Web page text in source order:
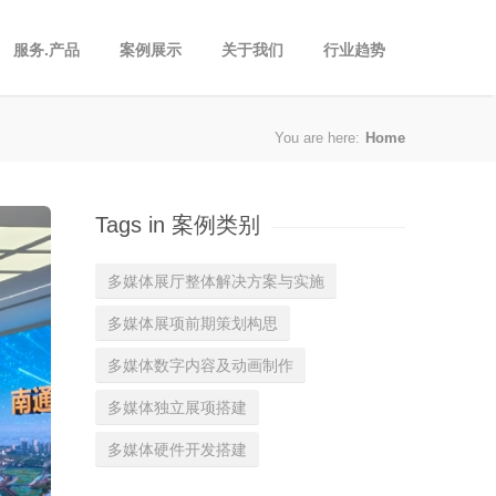
服务.产品 案例展示 关于我们 行业趋势
You are here: Home
Tags in 案例类别
多媒体展厅整体解决方案与实施
多媒体展项前期策划构思
多媒体数字内容及动画制作
多媒体独立展项搭建
多媒体硬件开发搭建